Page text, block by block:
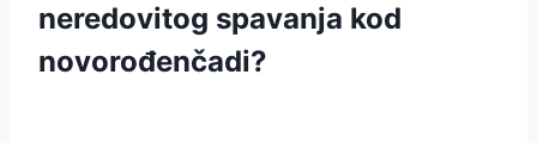
neredovitog spavanja kod
novorođenčadi?